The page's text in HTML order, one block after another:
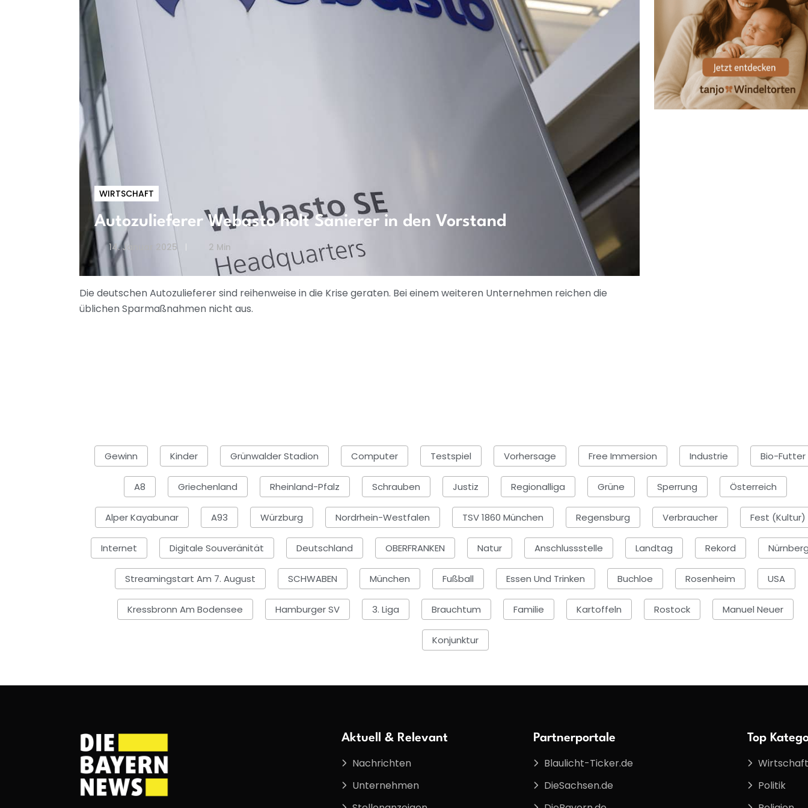
WIRTSCHAFT
Autozulieferer Webasto holt Sanierer in den Vorstand
14. Januar 2025 2 Min
Die deutschen Autozulieferer sind reihenweise in die Krise geraten. Bei einem weiteren Unternehmen reichen die
üblichen Sparmaßnahmen nicht aus.
Gewinn Kinder Grünwalder Stadion Computer Testspiel Vorhersage Free Immersion Industrie Bio-Futter
A8 Griechenland Rheinland-Pfalz Schrauben Justiz Regionalliga Grüne Sperrung Österreich
Alper Kayabunar A93 Würzburg Nordrhein-Westfalen TSV 1860 München Regensburg Verbraucher Fest (Kultur)
Internet Digitale Souveränität Deutschland OBERFRANKEN Natur Anschlussstelle Landtag Rekord
Streamingstart Am 7. August SCHWABEN München Fußball Essen Und Trinken Buchloe Rosenheim USA
Kressbronn Am Bodensee Hamburger SV 3. Liga Brauchtum Familie Kartoffeln Rostock Manuel Neuer
Konjunktur
Aktuell & Relevant
Nachrichten
Unternehmen
Partnerportale
Blaulicht-Ticker.de
DieSachsen.de
Top
Wirtschaft
Politik